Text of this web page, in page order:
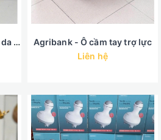
BIDV - Túi vải giả đay quai da in PET hoa
Agribank - Ô cầm tay trợ lực
Liên hệ